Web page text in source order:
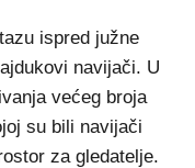
ispred južne
navijači. U
većeg broja
su bili navijači
za gledatelje.